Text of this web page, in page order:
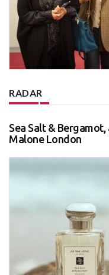
RADAR
Sea Salt &
Malone London